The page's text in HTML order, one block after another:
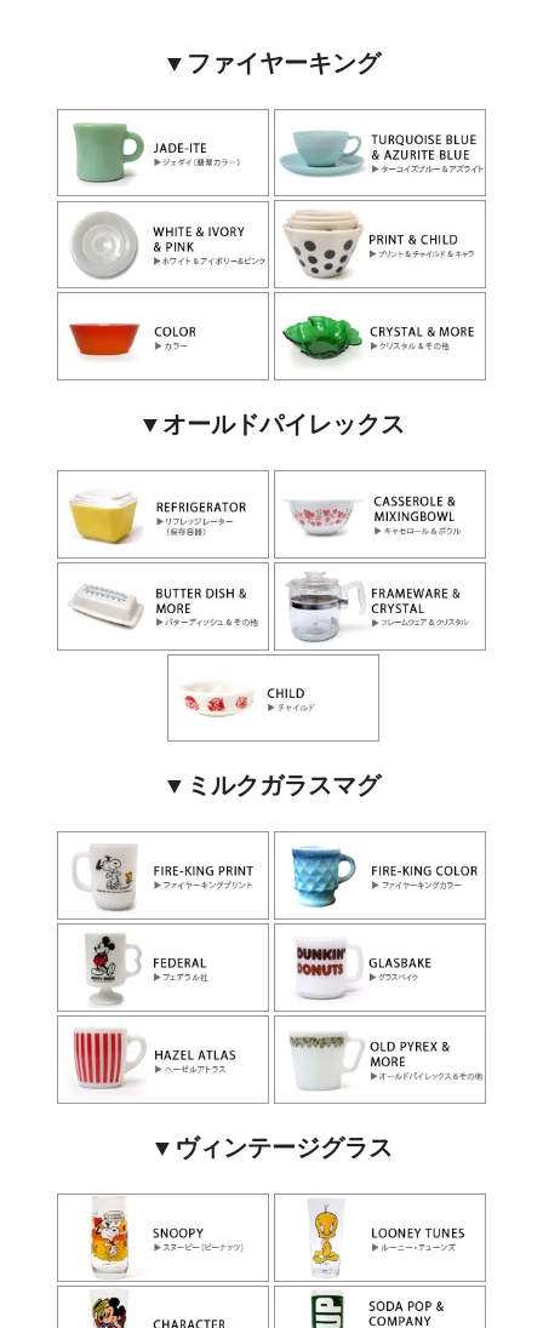
▼ファイヤーキング
▼オールドパイレックス
▼ミルクガラスマグ
▼ヴィンテージグラス